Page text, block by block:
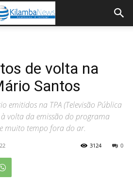
de volta na
Santos
emitidos na TPA (Televisão Pública
volta da emissão do programa
muito tempo fora do ar.
0
3124